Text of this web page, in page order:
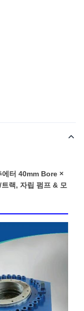
에터 40mm Bore ×
랙, 자립 펌프 & 모